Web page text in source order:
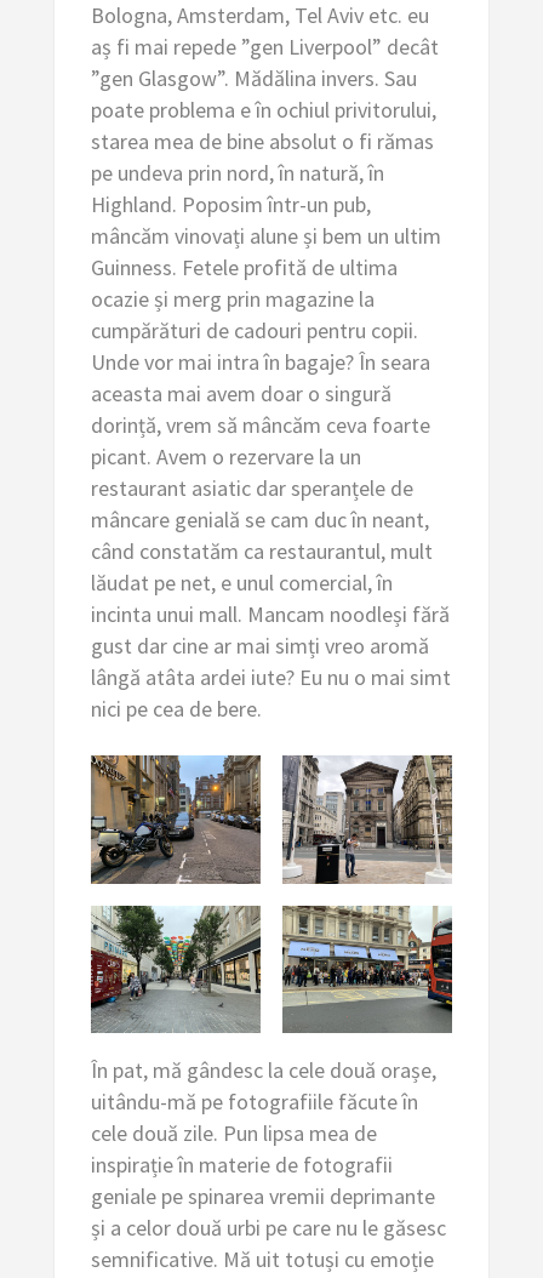
Bologna, Amsterdam, Tel Aviv etc. eu
aș fi mai repede ”gen Liverpool” decât
”gen Glasgow”. Mădălina invers. Sau
poate problema e în ochiul privitorului,
starea mea de bine absolut o fi rămas
pe undeva prin nord, în natură, în
Highland. Poposim într-un pub,
mâncăm vinovați alune și bem un ultim
Guinness. Fetele profită de ultima
ocazie și merg prin magazine la
cumpărături de cadouri pentru copii.
Unde vor mai intra în bagaje? În seara
aceasta mai avem doar o singură
dorință, vrem să mâncăm ceva foarte
picant. Avem o rezervare la un
restaurant asiatic dar speranțele de
mâncare genială se cam duc în neant,
când constatăm ca restaurantul, mult
lăudat pe net, e unul comercial, în
incinta unui mall. Mancam noodleși fără
gust dar cine ar mai simți vreo aromă
lângă atâta ardei iute? Eu nu o mai simt
nici pe cea de bere.
În pat, mă gândesc la cele două orașe,
uitându-mă pe fotografiile făcute în
cele două zile. Pun lipsa mea de
inspirație în materie de fotografii
geniale pe spinarea vremii deprimante
și a celor două urbi pe care nu le găsesc
semnificative. Mă uit totuși cu emoție